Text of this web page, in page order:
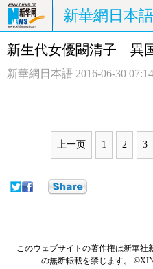
新華網日本語
ホームページ
中日対訳
新生代女優闞清子 異
新華網日本語 2016-06-30
上一页 1 2 3
このウェブサイトの著作権は新華
の無断転載を禁じます。